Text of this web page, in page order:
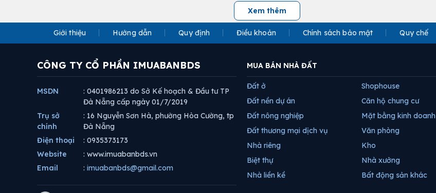
Xem thêm
Giới thiệu Hướng dẫn Quy định Điều khoản Chính sách bảo mật Quy chế
CÔNG TY CỔ PHẦN IMUABANBDS
MSDN
: 0401986213 do Sở Kế hoạch & Đầu tư TP
Đà Nẵng cấp ngày 01/7/2019
Trụ sở
chính
: 16 Nguyễn Sơn Hà, phường Hòa Cường, tp
Đà Nẵng
Điện thoại
: 0935373173
Website
: www.imuabanbds.vn
Email
: imuabanbds@gmail.com
MUA BÁN NHÀ ĐẤT
Đất ở
Đất nền dự án
Đất nông nghiệp
Đất thương mại dịch vụ
Nhà riêng
Biệt thự
Nhà liền kề
Shophouse
Căn hộ chung cư
Mặt bằng kinh doanh
Văn phòng
Kho
Nhà xưởng
Bất động sản khác